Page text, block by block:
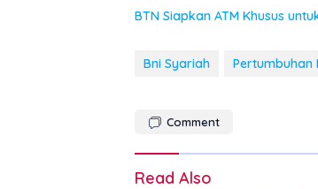
BTN Siapkan ATM Khusus
Bni Syariah Pertumbuhan
Comment
Read Also